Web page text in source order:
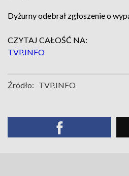
Dyżurny odebrał zgłoszenie o
CZYTAJ CAŁOŚĆ NA:
TVP.INFO
Źródło: TVP.INFO